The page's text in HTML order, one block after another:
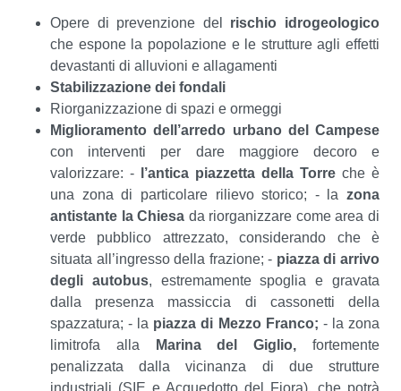
Opere di prevenzione del rischio idrogeologico
che espone la popolazione e le strutture agli effetti
devastanti di alluvioni e allagamenti
Stabilizzazione dei fondali
Riorganizzazione di spazi e ormeggi
Miglioramento dell’arredo urbano del Campese
con interventi per dare maggiore decoro e
valorizzare: -
l’antica piazzetta della Torre che è
una zona di particolare rilievo storico; - la zona
antistante la Chiesa da riorganizzare come area di
verde pubblico attrezzato, considerando che è
situata all’ingresso della frazione; - piazza di arrivo
degli autobus, estremamente spoglia e gravata
dalla presenza massiccia di cassonetti della
spazzatura; - la piazza di Mezzo Franco; - la zona
limitrofa alla
Marina del Giglio, fortemente
penalizzata dalla vicinanza di due strutture
industriali (SIE e Acquedotto del Fiora), che potrà